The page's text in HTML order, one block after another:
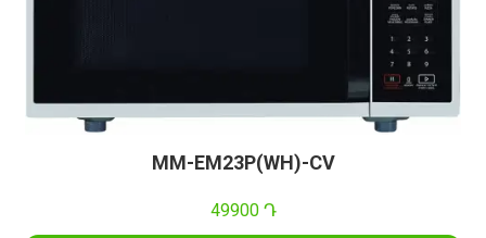
MM-EM23P(WH)-CV
49900 Դ